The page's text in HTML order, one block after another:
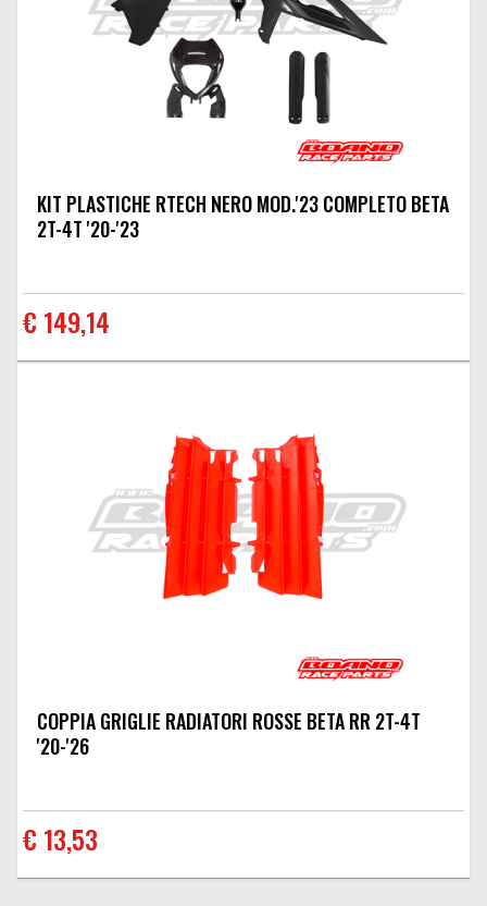
KIT PLASTICHE RTECH NERO MOD.'23 COMPLETO BETA
2T-4T '20-'23
€ 149,14
COPPIA GRIGLIE RADIATORI ROSSE BETA RR 2T-4T
'20-'26
€ 13,53